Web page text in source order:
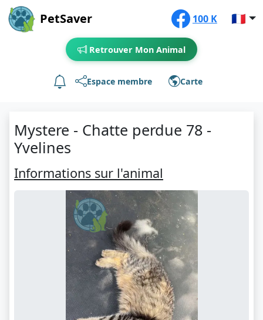
PetSaver 100 K 🇫🇷
Retrouver Mon Animal
Espace membre Carte
Mystere - Chatte perdue 78 -
Yvelines
Informations sur l'animal